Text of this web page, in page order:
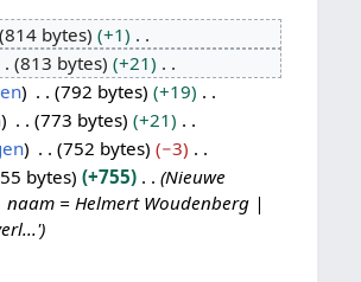
814 bytes
+1
813 bytes
+21
792 bytes
+19
773 bytes
+21
752 bytes
−3
bytes +755
Nieuwe
= Helmert Woudenberg |